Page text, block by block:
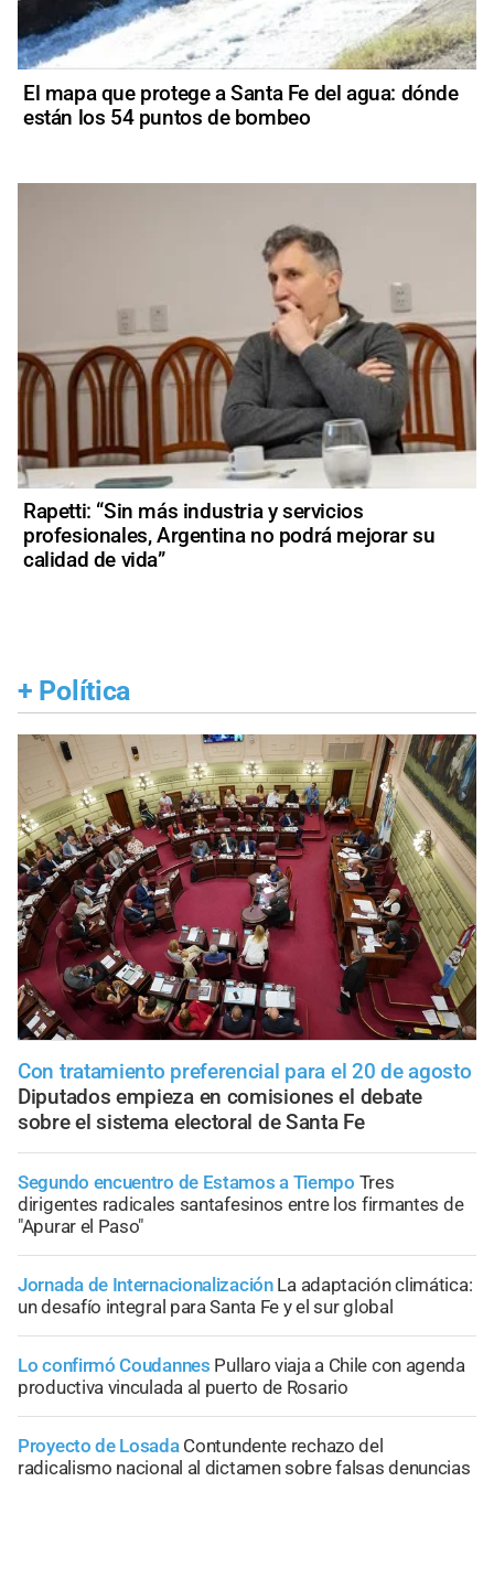
El mapa que protege a Santa Fe del agua: dónde
están los 54 puntos de bombeo
Rapetti: “Sin más industria y servicios
profesionales, Argentina no podrá mejorar su
calidad de vida”
+ Política
Con tratamiento preferencial para el 20 de agosto
Diputados empieza en comisiones el debate
sobre el sistema electoral de Santa Fe
Segundo encuentro de Estamos a Tiempo Tres
dirigentes radicales santafesinos entre los firmantes de
"Apurar el Paso"
Jornada de Internacionalización La adaptación climática:
un desafío integral para Santa Fe y el sur global
Lo confirmó Coudannes Pullaro viaja a Chile con agenda
productiva vinculada al puerto de Rosario
Proyecto de Losada Contundente rechazo del
radicalismo nacional al dictamen sobre falsas denuncias